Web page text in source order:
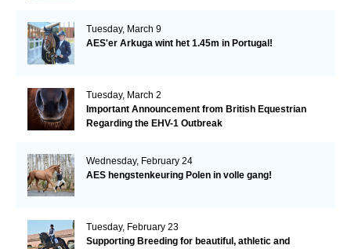
Tuesday, March 9
AES'er Arkuga wint het 1.45m in Portugal!
Tuesday, March 2
Important Announcement from British Equestrian
Regarding the EHV-1 Outbreak
Wednesday, February 24
AES hengstenkeuring Polen in volle gang!
Tuesday, February 23
Supporting Breeding for beautiful, athletic and